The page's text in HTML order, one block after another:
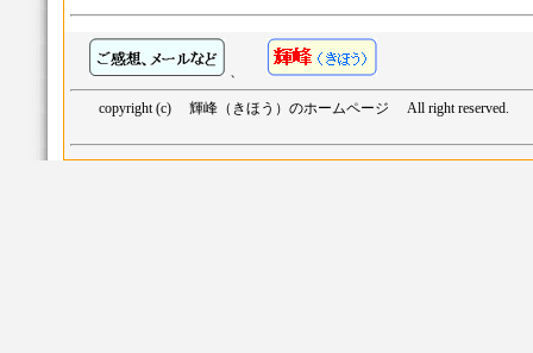
、
copyright (c) 輝峰（きほう）のホームページ All right reserved.